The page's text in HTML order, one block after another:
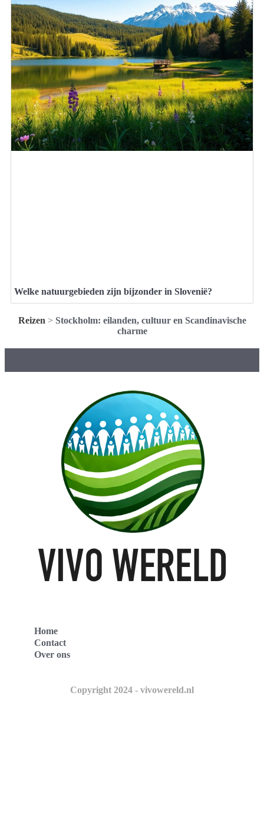
Welke natuurgebieden zijn bijzonder in Slovenië?
Reizen > Stockholm: eilanden, cultuur en Scandinavische
charme
Home
Contact
Over ons
Copyright 2024 - vivowereld.nl